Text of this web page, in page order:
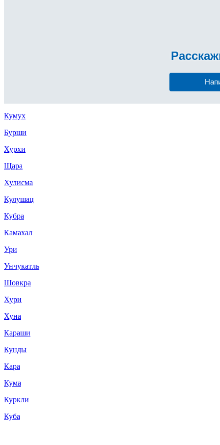
Кумух
Бурши
Хурхи
Щара
Хулисма
Кулушац
Кубра
Камахал
Ури
Унчукатль
Шовкра
Хури
Хуна
Караши
Кунды
Кара
Кума
Куркли
Куба